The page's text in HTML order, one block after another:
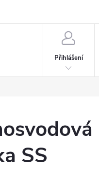
Přihlášení
SS